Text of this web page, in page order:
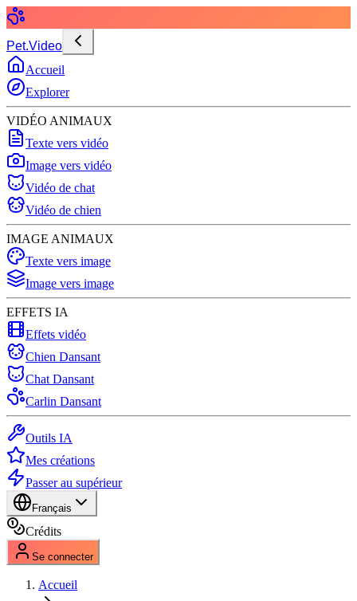
Pet.Video
Accueil
Explorer
VIDÉO ANIMAUX
Texte vers vidéo
Image vers vidéo
Vidéo de chat
Vidéo de chien
IMAGE ANIMAUX
Texte vers image
Image vers image
EFFETS IA
Effets vidéo
Chien Dansant
Chat Dansant
Carlin Dansant
Outils IA
Mes créations
Passer au supérieur
Français
Crédits
Se connecter
Accueil